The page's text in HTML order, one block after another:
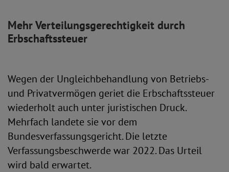
Mehr Verteilungsgerechtigkeit durch
Erbschaftssteuer
Wegen der Ungleichbehandlung von Betriebs-
und Privatvermögen geriet die Erbschaftssteuer
wiederholt auch unter juristischen Druck.
Mehrfach landete sie vor dem
Bundesverfassungsgericht. Die letzte
Verfassungsbeschwerde war 2022. Das Urteil
wird bald erwartet.